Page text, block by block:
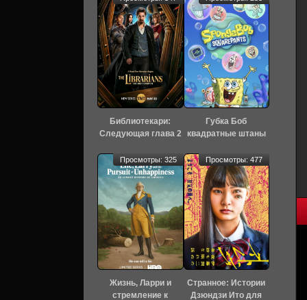
Библиотекари:
Следующая глава 2
[Смотреть Онлайн]
Губка Боб
квадратные штаны
[Смотреть Онлайн]
Жизнь, Ларри и
стремление к
Просмотры: 325
Странное: Истории
Дзюндзи Ито для
Просмотры: 477